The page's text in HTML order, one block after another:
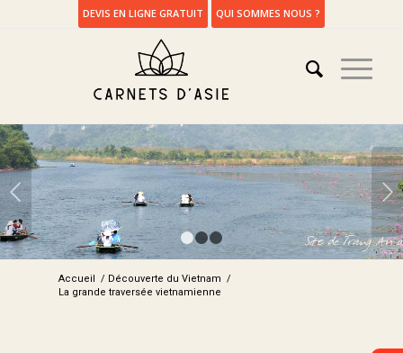
DEVIS EN LIGNE GRATUIT QUI SOMMES NOUS ?
Suivant
1 2 3
Accueil / Découverte du Vietnam /
La grande traversée vietnamienne